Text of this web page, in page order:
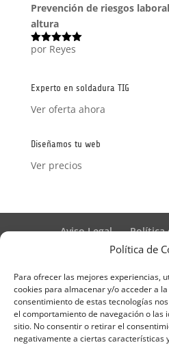
Política de
Para ofrecer las mejores experiencias,
cookies para almacenar y/o acceder a
consentimiento de estas tecnologías
el comportamiento de navegación o las
sitio. No consentir o retirar el
negativamente a ciertas características
Prevención de riesgos
altura
Valorado
por Reyes
Experto en soldadura TIG
Ver oferta ahora
Diseñamos tu web
Ver precios
Aviso Legal
Política
Términos y condiciones –
Formulario de Datos
Métodos de pago SEQURA
Formulario de
Formulario de
Plantilla formación